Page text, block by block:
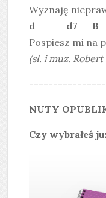
Wyznaję
d d7
Pospiesz mi na
(sł. i muz.
NUTY
Czy wybrałeś